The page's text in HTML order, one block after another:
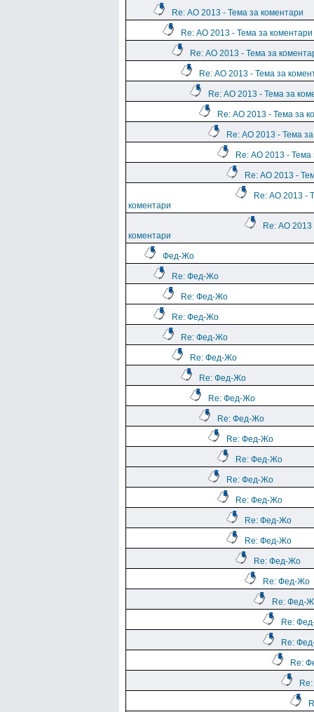
Re: АО 2013 - Тема за коментари
Re: АО 2013 - Тема за коментари
Re: АО 2013 - Тема за
Re: АО 2013 - Тема за
Re: АО 2013 - Тема за
Re: АО 2013 - Тема за
Re: АО 2013 - Тема
Re: АО 2013 - Тема
Re: АО 2013 -
Re: АО 2013 -
коментари
Re: АО 2013
коментари
Фед-Жо
Re: Фед-Жо
Re: Фед-Жо
Re: Фед-Жо
Re: Фед-Жо
Re: Фед-Жо
Re: Фед-Жо
Re: Фед-Жо
Re: Фед-Жо
Re: Фед-Жо
Re: Фед-Жо
Re: Фед-Жо
Re: Фед-Жо
Re: Фед-Жо
Re: Фед-Жо
Re: Фед-Жо
Re: Фед-Жо
Re: Фед-
Re:
Re:
Re: